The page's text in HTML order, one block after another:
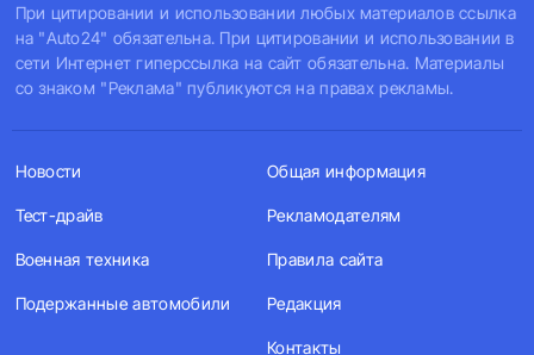
При цитировании и использовании любых материалов ссылка
на "Auto24" обязательна. При цитировании и использовании в
сети Интернет гиперссылка на сайт обязательна. Материалы
со знаком "Реклама" публикуются на правах рекламы.
Новости
Тест-драйв
Военная техника
Подержанные автомобили
Общая информация
Рекламодателям
Правила сайта
Редакция
Контакты